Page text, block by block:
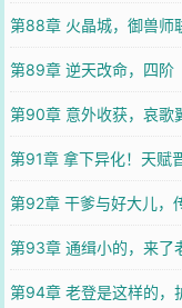
第88章 火晶城，御兽师
第89章 逆天改命，四阶
第90章 意外收获，哀歌
第91章 拿下异化！天赋
第92章 干爹与好大儿，
第93章 通缉小的，来了
第94章 老登是这样的，